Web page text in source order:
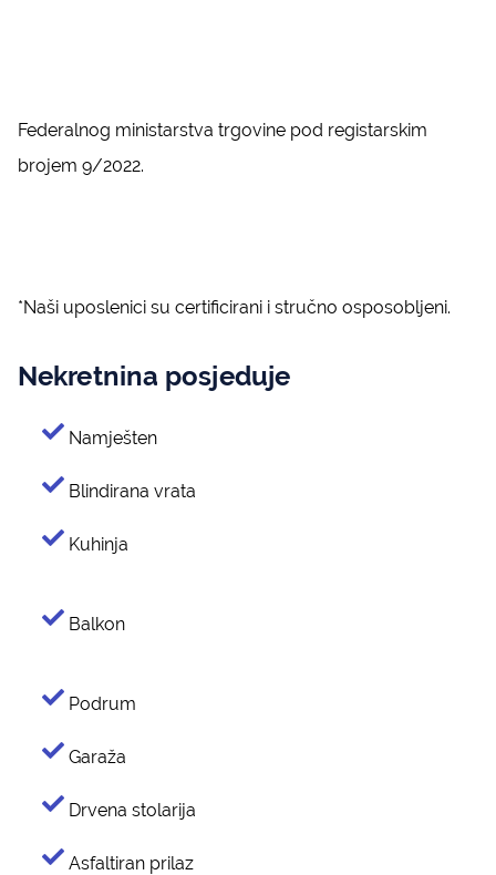
Federalnog ministarstva trgovine pod registarskim
brojem 9/2022.
*Naši uposlenici su certificirani i stručno osposobljeni.
Nekretnina posjeduje
Namješten
Blindirana vrata
Kuhinja
Balkon
Podrum
Garaža
Drvena stolarija
Asfaltiran prilaz